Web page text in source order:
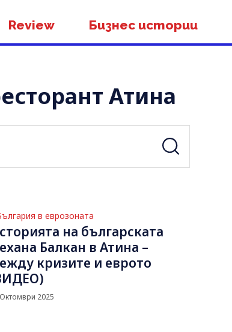
Review Бизнес истории
Атина
в еврозоната
на българската
Балкан в Атина –
кризите и еврото
2025